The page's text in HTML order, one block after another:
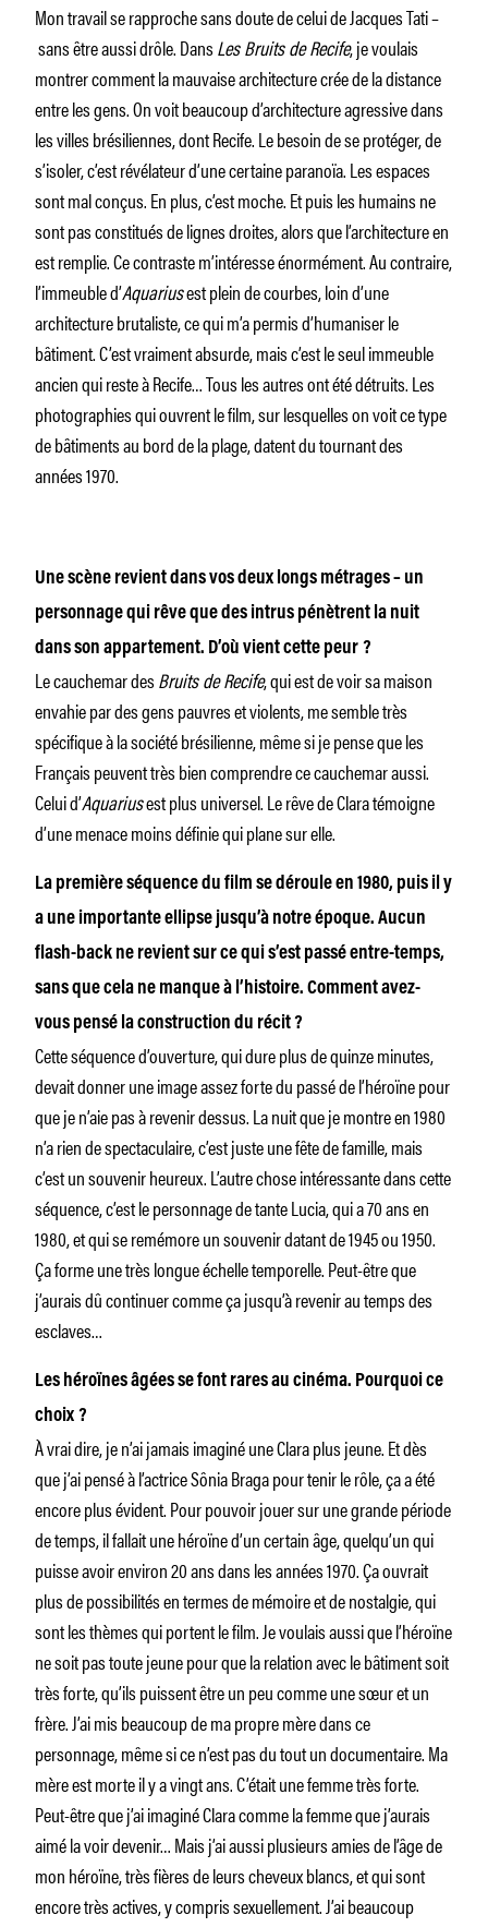
Mon travail se rapproche sans doute de celui de Jacques Tati –
sans être aussi drôle. DansLes Bruits de Recife, je voulais
montrer comment la mauvaise architecture crée de la distance
entre les gens. On voit beaucoup d’architecture agressive dans
les villes brésiliennes, dont Recife. Le besoin de se protéger, de
s’isoler, c’est révélateur d’une certaine paranoïa. Les espaces
sont mal conçus. En plus, c’est moche. Et puis les humains ne
sont pas constitués de lignes droites, alors que l’architecture en
est remplie. Ce contraste m’intéresse énormément. Au contraire,
l’immeuble d’Aquariusest plein de courbes, loin d’une
architecture brutaliste, ce qui m’a permis d’humaniser le
bâtiment. C’est vraiment absurde, mais c’est le seul immeuble
ancien qui reste à Recife… Tous les autres ont été détruits. Les
photographies qui ouvrent le film, sur lesquelles on voit ce type
de bâtiments au bord de la plage, datent du tournant des
années 1970.
Une scène revient dans vos deux longs métrages – un
personnage qui rêve que des intrus pénètrent la nuit
dans son appartement. D’où vient cette peur ?
Le cauchemar desBruits de Recife, qui est de voir sa maison
envahie par des gens pauvres et violents, me semble très
spécifique à la société brésilienne, même si je pense que les
Français peuvent très bien comprendre ce cauchemar aussi.
Celui d’Aquariusest plus universel. Le rêve de Clara témoigne
d’une menace moins définie qui plane sur elle.
La première séquence du film se déroule en 1980, puis il y
a une importante ellipse jusqu’à notre époque. Aucun
flash-back ne revient sur ce qui s’est passé entre-temps,
sans que cela ne manque à l’histoire. Comment avez-
vous pensé la construction du récit ?
Cette séquence d’ouverture, qui dure plus de quinze minutes,
devait donner une image assez forte du passé de l’héroïne pour
que je n’aie pas à revenir dessus. La nuit que je montre en 1980
n’a rien de spectaculaire, c’est juste une fête de famille, mais
c’est un souvenir heureux. L’autre chose intéressante dans cette
séquence, c’est le personnage de tante Lucia, qui a 70 ans en
1980, et qui se remémore un souvenir datant de 1945 ou 1950.
Ça forme une très longue échelle temporelle. Peut-être que
j’aurais dû continuer comme ça jusqu’à revenir au temps des
esclaves…
Les héroïnes âgées se font rares au cinéma. Pourquoi ce
choix ?
À vrai dire, je n’ai jamais imaginé une Clara plus jeune. Et dès
que j’ai pensé à l’actrice Sônia Braga pour tenir le rôle, ça a été
encore plus évident. Pour pouvoir jouer sur une grande période
de temps, il fallait une héroïne d’un certain âge, quelqu’un qui
puisse avoir environ 20 ans dans les années 1970. Ça ouvrait
plus de possibilités en termes de mémoire et de nostalgie, qui
sont les thèmes qui portent le film. Je voulais aussi que l’héroïne
ne soit pas toute jeune pour que la relation avec le bâtiment soit
très forte, qu’ils puissent être un peu comme une sœur et un
frère. J’ai mis beaucoup de ma propre mère dans ce
personnage, même si ce n’est pas du tout un documentaire. Ma
mère est morte il y a vingt ans. C’était une femme très forte.
Peut-être que j’ai imaginé Clara comme la femme que j’aurais
aimé la voir devenir… Mais j’ai aussi plusieurs amies de l’âge de
mon héroïne, très fières de leurs cheveux blancs, et qui sont
encore très actives, y compris sexuellement. J’ai beaucoup